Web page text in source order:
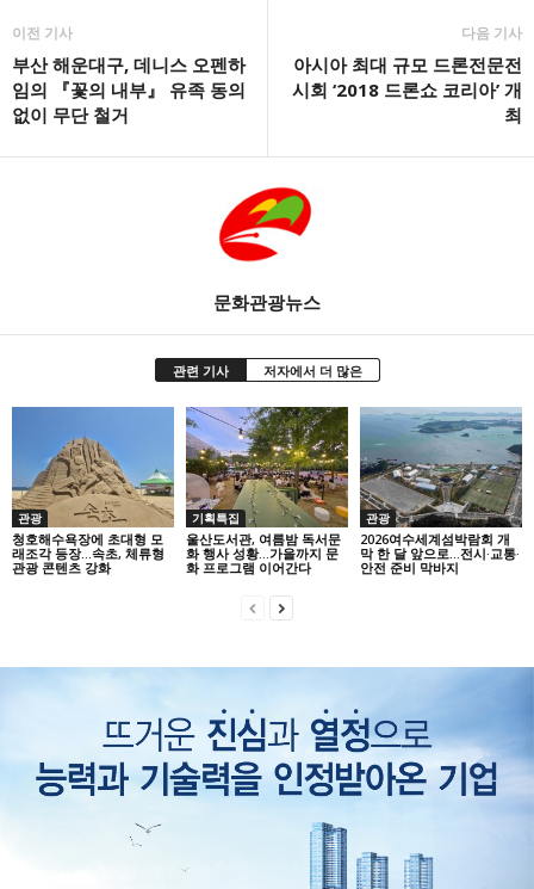
이전 기사
부산 해운대구, 데니스 오펜하
임의 『꽃의 내부』 유족 동의
없이 무단 철거
다음 기사
아시아 최대 규모 드론전문전
시회 ‘2018 드론쇼 코리아’ 개
최
문화관광뉴스
관련 기사 저자에서 더 많은
관광
청호해수욕장에 초대형 모
래조각 등장…속초, 체류형
관광 콘텐츠 강화
기획특집
울산도서관, 여름밤 독서문
화 행사 성황…가을까지 문
화 프로그램 이어간다
관광
2026여수세계섬박람회 개
막 한 달 앞으로…전시·교통·
안전 준비 막바지